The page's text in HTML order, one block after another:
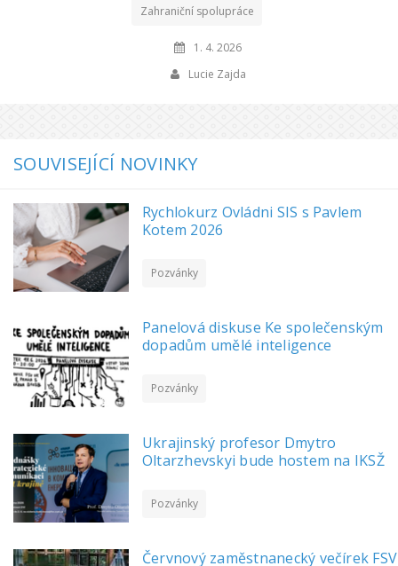
Zahraniční spolupráce
1. 4. 2026
Lucie Zajda
SOUVISEJÍCÍ NOVINKY
Rychlokurz Ovládni SIS s Pavlem
Kotem 2026
Pozvánky
Panelová diskuse Ke společenským
dopadům umělé inteligence
Pozvánky
Ukrajinský profesor Dmytro
Oltarzhevskyi bude hostem na IKSŽ
Pozvánky
Červnový zaměstnanecký večírek FSV